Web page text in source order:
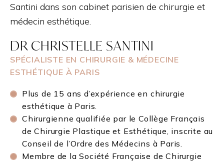
Santini dans son cabinet parisien de chirurgie et
médecin esthétique.
DR CHRISTELLE SANTINI
SPÉCIALISTE EN CHIRURGIE & MÉDECINE
ESTHÉTIQUE À PARIS
Plus de 15 ans d’expérience en chirurgie
esthétique à Paris.
Chirurgienne qualifiée par le Collège Français
de Chirurgie Plastique et Esthétique, inscrite au
Conseil de l’Ordre des Médecins à Paris.
Membre de la Société Française de Chirurgie